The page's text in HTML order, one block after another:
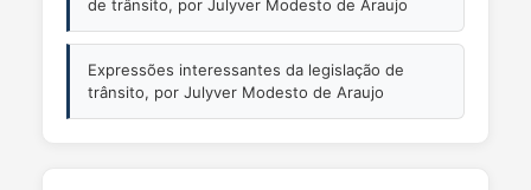
de trânsito, por Julyver Modesto de Araujo
Expressões interessantes da legislação de
trânsito, por Julyver Modesto de Araujo